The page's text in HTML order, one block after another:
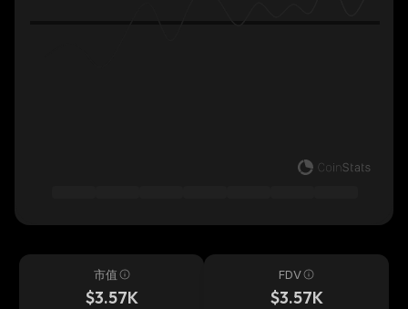
市值
$3.57K
FDV
$3.57K